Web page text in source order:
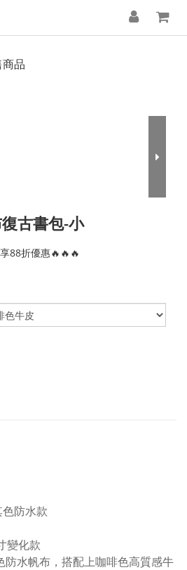
品
古書包-小
88折優惠🔥🔥🔥
防水款
變化款
防水帆布，搭配上咖啡色高質感牛